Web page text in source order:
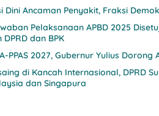
Pelaksanaan APBD 2025
dan BPK
PPAS 2027, Gubernur Yulius
di Kancah Internasional, DPRD
dan Singapura